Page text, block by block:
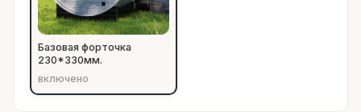
Базовая форточка
230*330мм.
включено